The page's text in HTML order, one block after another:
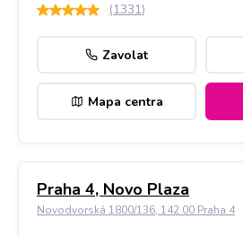
(1331)
Zavolat
Mapa centra
Praha 4, Novo Plaza
Novodvorská 1800/136, 142 00 Praha 4